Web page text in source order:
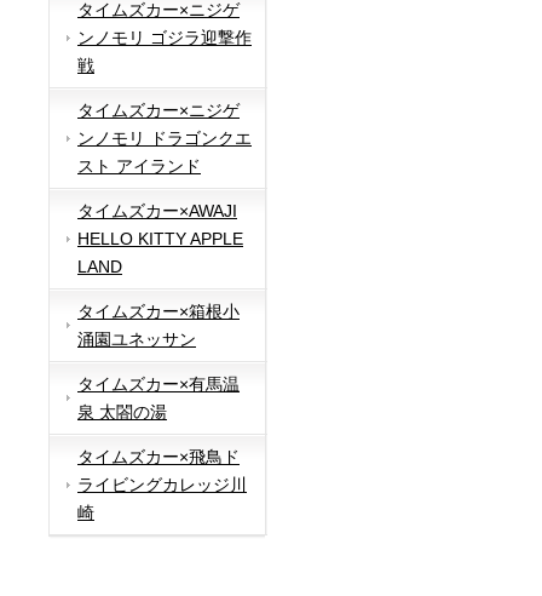
タイムズカー×ニジゲ
ンノモリ ゴジラ迎撃作
戦
タイムズカー×ニジゲ
ンノモリ ドラゴンクエ
スト アイランド
タイムズカー×AWAJI
HELLO KITTY APPLE
LAND
タイムズカー×箱根小
涌園ユネッサン
タイムズカー×有馬温
泉 太閤の湯
タイムズカー×飛鳥ド
ライビングカレッジ川
崎